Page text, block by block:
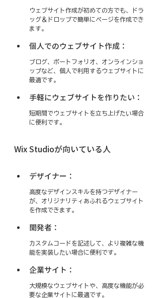
ウェブサイト作成が初めての方でも、ドラ
ッグ＆ドロップで簡単にページを作成でき
ます。
個人でのウェブサイト作成：
ブログ、ポートフォリオ、オンラインショ
ップなど、個人で利用するウェブサイトに
最適です。
手軽にウェブサイトを作りたい：
短期間でウェブサイトを立ち上げたい場合
に便利です。
Wix Studioが向いている人
デザイナー：
高度なデザインスキルを持つデザイナー
が、オリジナリティあふれるウェブサイト
を作成できます。
開発者：
カスタムコードを記述して、より複雑な機
能を実装したい場合に便利です。
企業サイト：
大規模なウェブサイトや、高度な機能が必
要な企業サイトに最適です。